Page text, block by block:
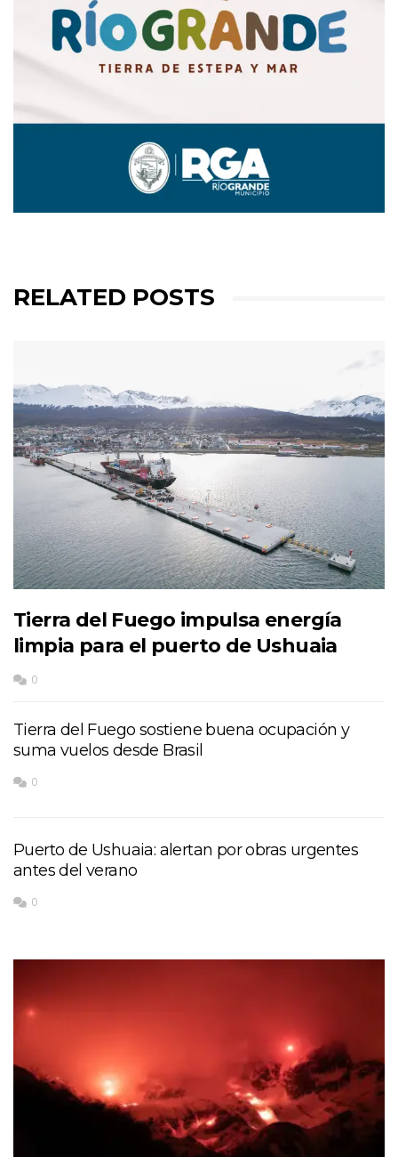
RELATED POSTS
Tierra del Fuego impulsa energía
limpia para el puerto de Ushuaia
0
Tierra del Fuego sostiene buena ocupación y
suma vuelos desde Brasil
0
Puerto de Ushuaia: alertan por obras urgentes
antes del verano
0